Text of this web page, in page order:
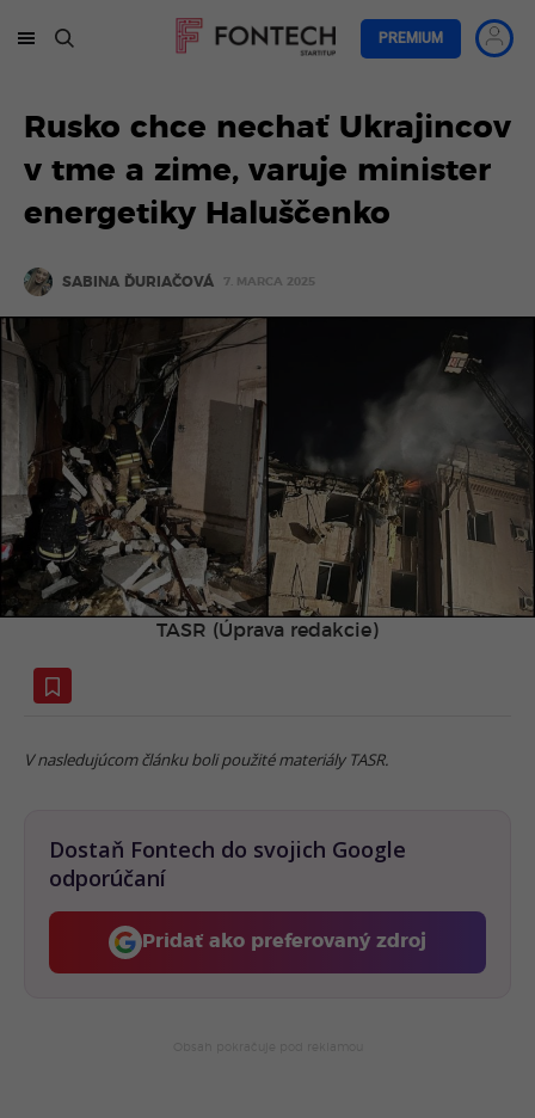
PREMIUM
Rusko chce nechať Ukrajincov
v tme a zime, varuje minister
energetiky Haluščenko
SABINA ĎURIAČOVÁ 7. MARCA 2025
TASR (Úprava redakcie)
V nasledujúcom článku boli použité materiály TASR.
Dostaň Fontech do svojich Google
odporúčaní
Pridať ako preferovaný zdroj
Fontech, odkaz sa otvorí v